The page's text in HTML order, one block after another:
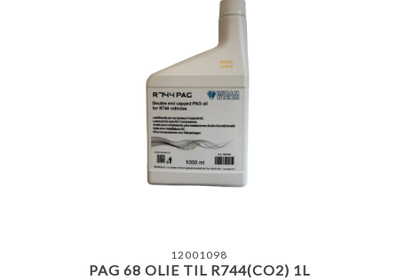
12001098
PAG 68 OLIE TIL R744(CO2) 1L